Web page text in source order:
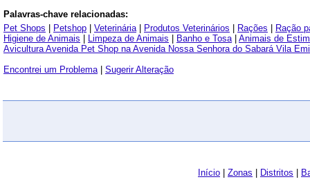
Palavras-chave relacionadas:
Pet Shops
Petshop Veterinária| Produtos Veterinários Rações
Ração
Higiene de Animais
Limpeza de Animais Banho e Tosa| Animais de
Avicultura Avenida Pet Shop na Avenida Nossa Senhora do Sabará Vila
Encontrei um Problema| Sugerir Alteração
Início Zonas Distritos